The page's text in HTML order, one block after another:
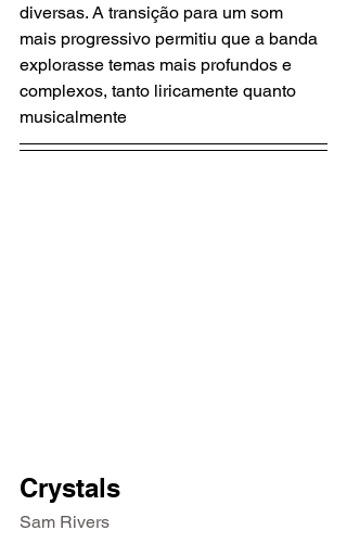
diversas. A transição para um som
mais progressivo permitiu que a banda
explorasse temas mais profundos e
complexos, tanto liricamente quanto
musicalmente
Crystals
Sam Rivers